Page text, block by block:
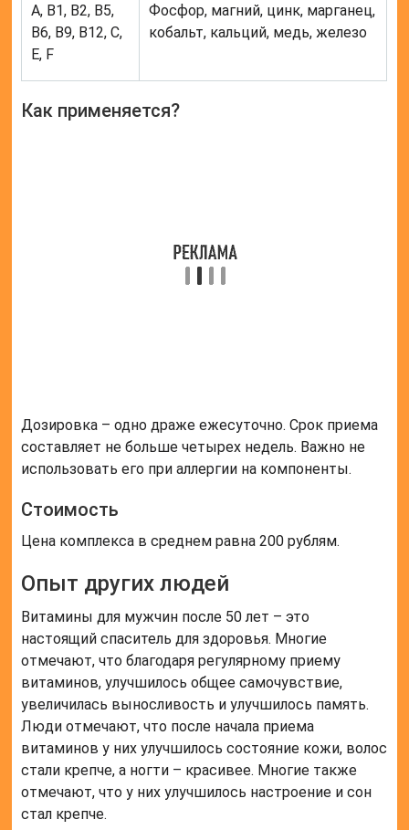
А, В1, В2, В5,
В6, В9, В12, С,
Е, F
Фосфор, магний, цинк, марганец,
кобальт, кальций, медь, железо
Как применяется?
Дозировка – одно драже ежесуточно. Срок приема
составляет не больше четырех недель. Важно не
использовать его при аллергии на компоненты.
Стоимость
Цена комплекса в среднем равна 200 рублям.
Опыт других людей
Витамины для мужчин после 50 лет – это
настоящий спаситель для здоровья. Многие
отмечают, что благодаря регулярному приему
витаминов, улучшилось общее самочувствие,
увеличилась выносливость и улучшилось память.
Люди отмечают, что после начала приема
витаминов у них улучшилось состояние кожи, волос
стали крепче, а ногти – красивее. Многие также
отмечают, что у них улучшилось настроение и сон
стал крепче.